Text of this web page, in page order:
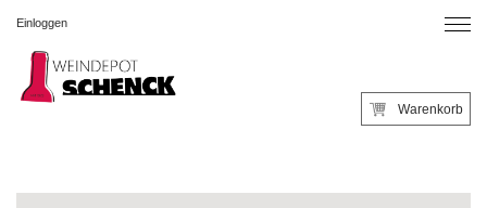
Einloggen
Warenkorb